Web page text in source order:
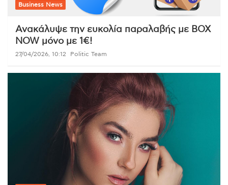
Business News
Ανακάλυψε την ευκολία παραλαβής με BOX
NOW μόνο με 1€!
27/04/2026, 10:12 Politic Team